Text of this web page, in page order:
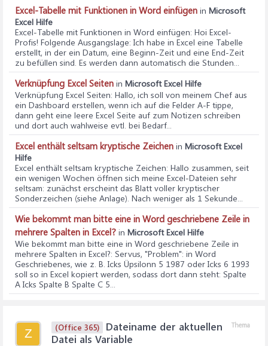
Excel-Tabelle mit Funktionen in Word einfügen in Microsoft
Excel Hilfe
Excel-Tabelle mit Funktionen in Word einfügen: Hoi Excel-
Profis! Folgende Ausgangslage: Ich habe in Excel eine Tabelle
erstellt, in der ein Datum, eine Beginn-Zeit und eine End-Zeit
zu befüllen sind. Es werden dann automatisch die Stunden...
Verknüpfung Excel Seiten in Microsoft Excel Hilfe
Verknüpfung Excel Seiten: Hallo, ich soll von meinem Chef aus
ein Dashboard erstellen, wenn ich auf die Felder A-F tippe,
dann geht eine leere Excel Seite auf zum Notizen schreiben
und dort auch wahlweise evtl. bei Bedarf...
Excel enthält seltsam kryptische Zeichen in Microsoft Excel
Hilfe
Excel enthält seltsam kryptische Zeichen: Hallo zusammen, seit
ein wenigen Wochen öffnen sich meine Excel-Dateien sehr
seltsam: zunächst erscheint das Blatt voller kryptischer
Sonderzeichen (siehe Anlage). Nach weniger als 1 Sekunde...
Wie bekommt man bitte eine in Word geschriebene Zeile in
mehrere Spalten in Excel? in Microsoft Excel Hilfe
Wie bekommt man bitte eine in Word geschriebene Zeile in
mehrere Spalten in Excel?: Servus, "Problem": in Word
Geschriebenes, wie z. B. Icks Üpsilonn 5 1987 oder Icks 6 1993
soll so in Excel kopiert werden, sodass dort dann steht: Spalte
A Icks Spalte B Spalte C 5...
Z
Thema
(Office 365)
Dateiname der aktuellen
Datei als Variable